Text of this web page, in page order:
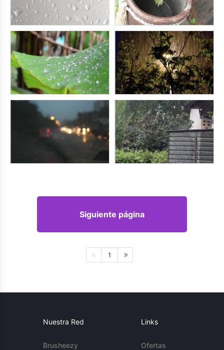
Siguiente página
1
Nuestra Red
Brusheezy
Links
Ofertas